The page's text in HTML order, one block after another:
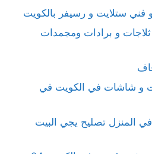
ستلايت و رسيفر بالكويت
و برادات ومجمدات
و شاشات في الكويت في
المنزل تصليح يجي البيت